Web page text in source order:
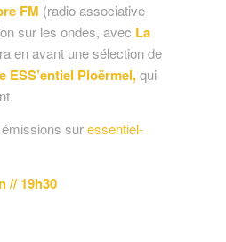
FM (radio associative
sur les ondes, avec La
en avant une sélection de
ESS’entiel Ploërmel,qui
suressentiel-
// 19h30